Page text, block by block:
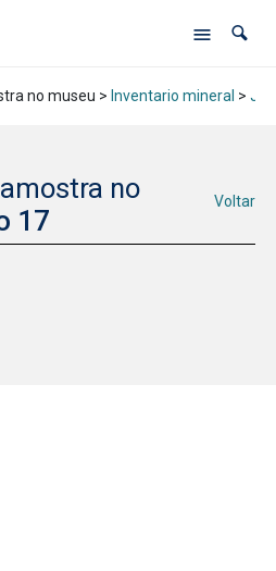
no museu > Inventario mineral >
no
17
Voltar